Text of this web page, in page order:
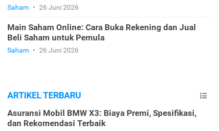
Saham • 26 Juni 2026
Main Saham Online: Cara Buka Rekening dan Jual
Beli Saham untuk Pemula
Saham • 26 Juni 2026
ARTIKEL TERBARU
Asuransi Mobil BMW X3: Biaya Premi, Spesifikasi,
dan Rekomendasi Terbaik